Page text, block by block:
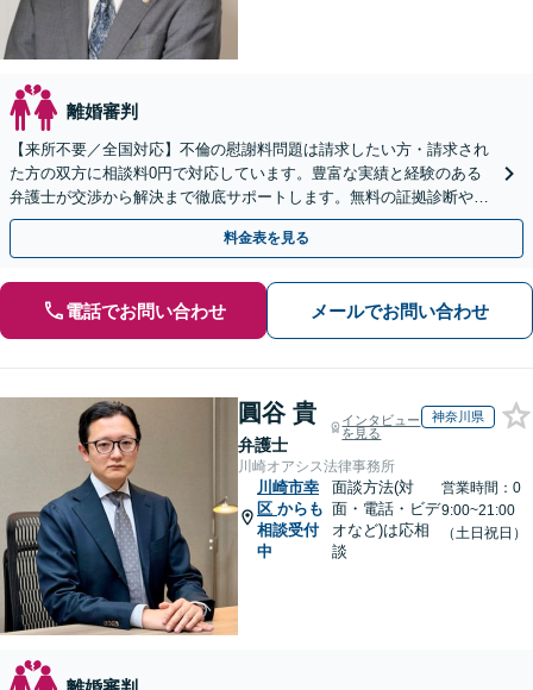
離婚審判
【来所不要／全国対応】不倫の慰謝料問題は請求したい方・請求され
た方の双方に相談料0円で対応しています。豊富な実績と経験のある
弁護士が交渉から解決まで徹底サポートします。無料の証拠診断や着
手金の返還保証もありますので安心してご相談ください。
料金表を見る
電話でお問い合わせ メールでお問い合わせ
圓谷 貴
弁護士
インタビュー
を見る
神奈川県
川崎オアシス法律事務所
川崎市幸
区 からも
相談受付
中
面談方法(対
面・電話・ビデ
オなど)は応相
談
営業時間：0
9:00~21:00
（土日祝日）